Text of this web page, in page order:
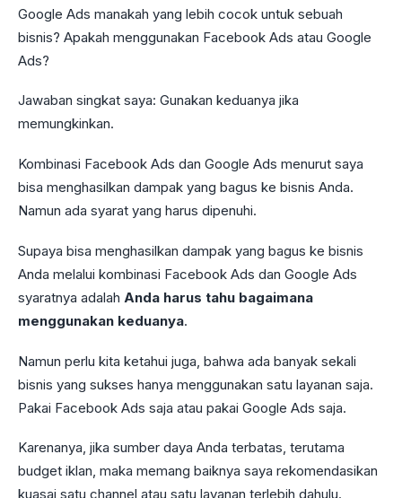
Google Ads manakah yang lebih cocok untuk sebuah
bisnis? Apakah menggunakan Facebook Ads atau Google
Ads?
Jawaban singkat saya: Gunakan keduanya jika
memungkinkan.
Kombinasi Facebook Ads dan Google Ads menurut saya
bisa menghasilkan dampak yang bagus ke bisnis Anda.
Namun ada syarat yang harus dipenuhi.
Supaya bisa menghasilkan dampak yang bagus ke bisnis
Anda melalui kombinasi Facebook Ads dan Google Ads
syaratnya adalah Anda harus tahu bagaimana
menggunakan keduanya.
Namun perlu kita ketahui juga, bahwa ada banyak sekali
bisnis yang sukses hanya menggunakan satu layanan saja.
Pakai Facebook Ads saja atau pakai Google Ads saja.
Karenanya, jika sumber daya Anda terbatas, terutama
budget iklan, maka memang baiknya saya rekomendasikan
kuasai satu channel atau satu layanan terlebih dahulu.